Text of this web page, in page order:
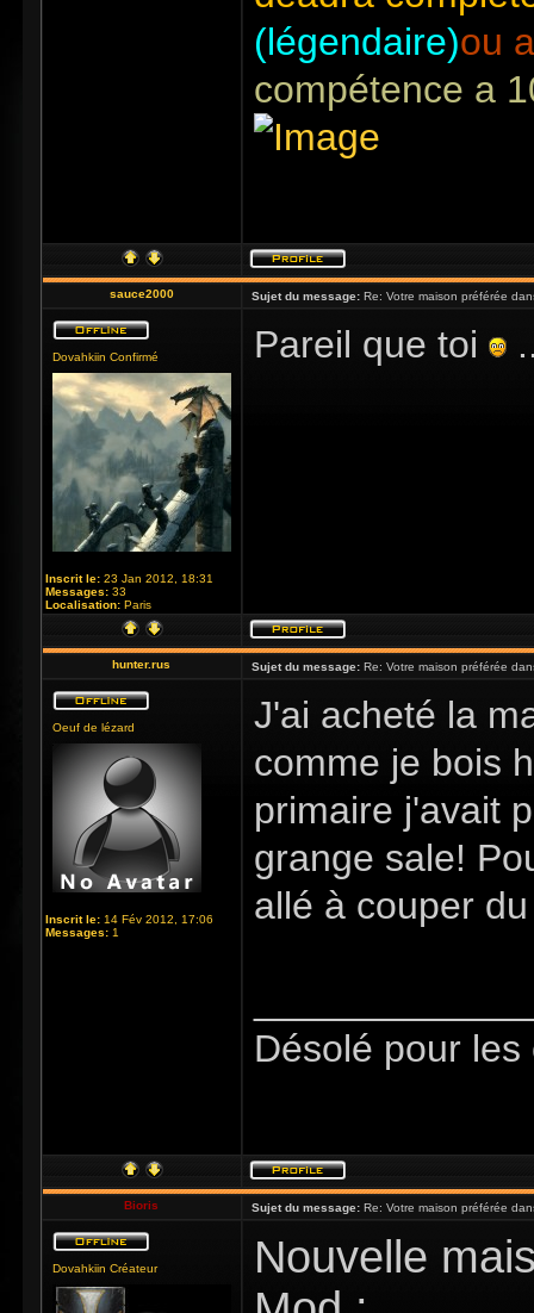
(légendaire)ou
compétence a
sauce2000 Sujet du message: Re: Votre maison préférée
Dovahkiin Confirmé
Inscrit le: 23 Jan 2012, 18:31
Messages: 33
Localisation: Paris
Pareil que toi
hunter.rus Sujet du message: Re: Votre maison préférée
Oeuf de lézard
Inscrit le: 14 Fév 2012, 17:06
Messages: 1
J'ai acheté la
comme je bois
primaire j'avait
grange sale!
allé à couper
Désolé pour
Bioris Sujet du message: Re: Votre maison préférée
Dovahkiin Créateur
Nouvelle